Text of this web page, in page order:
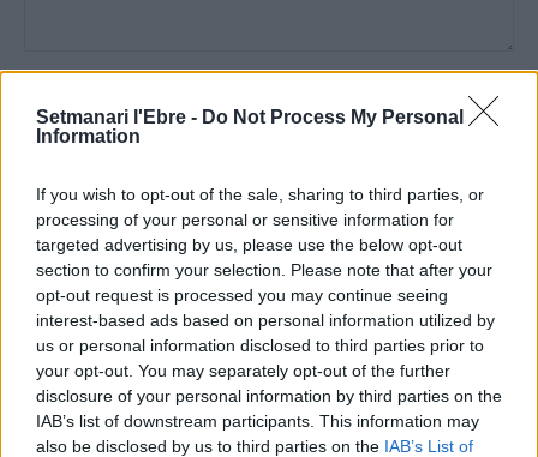
Setmanari l'Ebre - Do Not Process My Personal
Information
If you wish to opt-out of the sale, sharing to third parties, or
processing of your personal or sensitive information for
targeted advertising by us, please use the below opt-out
section to confirm your selection. Please note that after your
opt-out request is processed you may continue seeing
interest-based ads based on personal information utilized by
us or personal information disclosed to third parties prior to
your opt-out. You may separately opt-out of the further
disclosure of your personal information by third parties on the
IAB’s list of downstream participants. This information may
also be disclosed by us to third parties on the IAB’s List of
Deseu el meu nom, el correu electrònic i el lloc web en
aquest navegador per a la propera vegada que comenti.